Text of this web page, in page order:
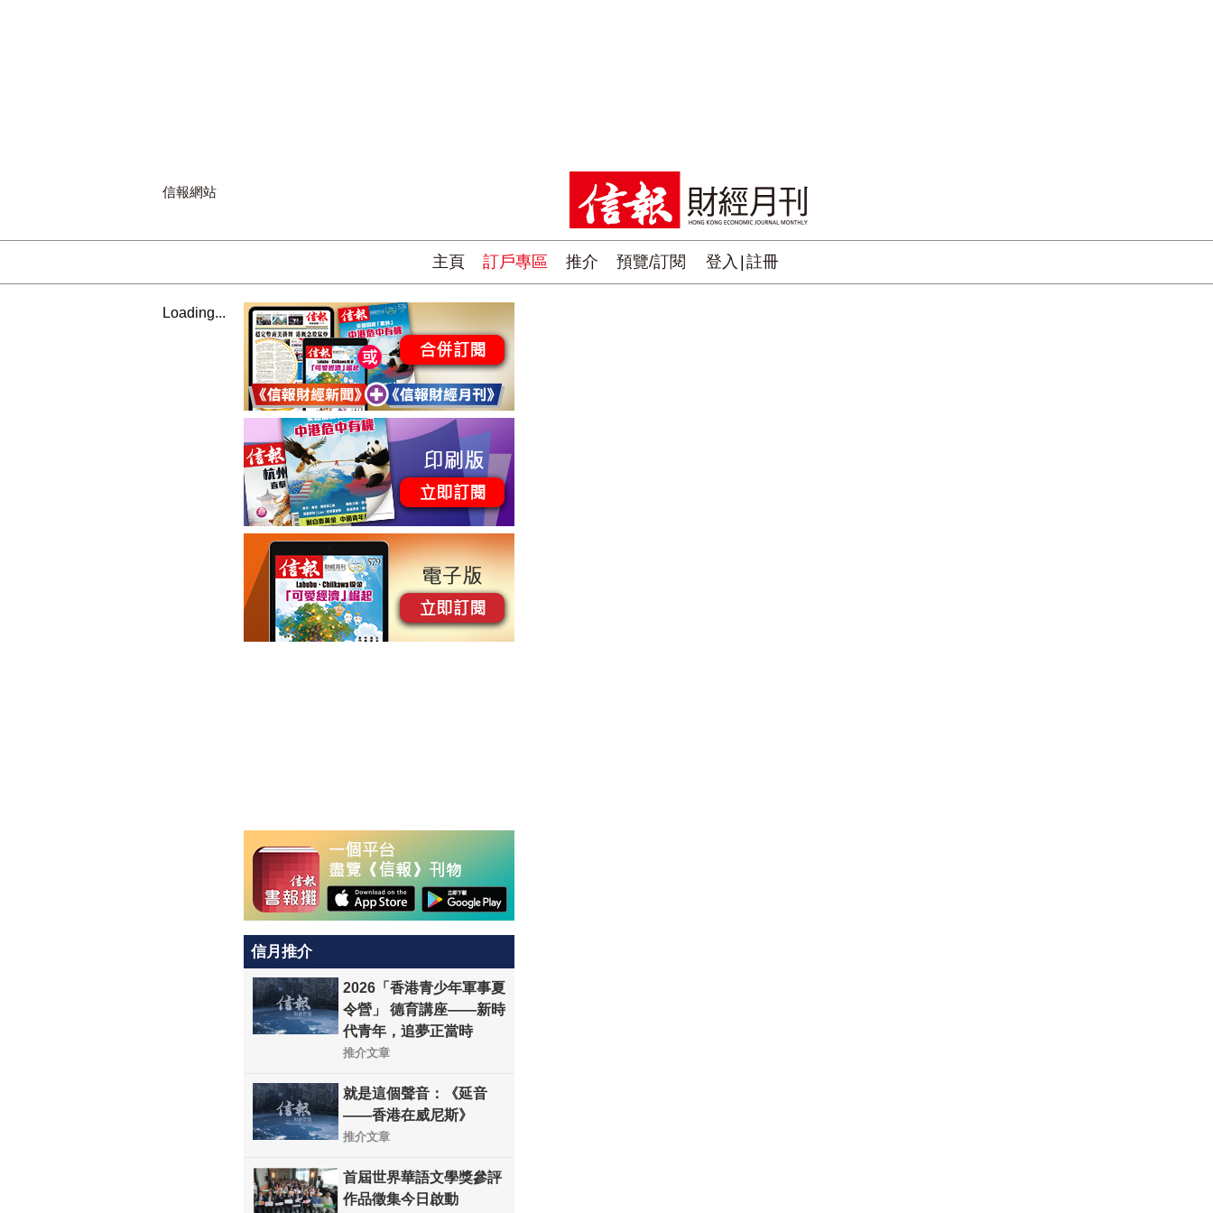
信報網站
主頁 訂戶專區 推介 預覽/訂閱 登入 註冊
Loading...
信月推介
2026「香港青少年軍事夏
令營」 德育講座——新時
代青年，追夢正當時
推介文章
就是這個聲音：《延音
——香港在威尼斯》
推介文章
首屆世界華語文學獎參評
作品徵集今日啟動